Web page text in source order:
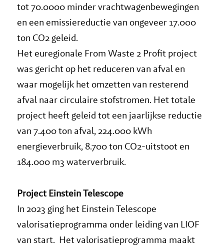
tot 70.0000 minder vrachtwagenbewegingen
en een emissiereductie van ongeveer 17.000
ton CO2 geleid.
Het euregionale From Waste 2 Profit project
was gericht op het reduceren van afval en
waar mogelijk het omzetten van resterend
afval naar circulaire stofstromen. Het totale
project heeft geleid tot een jaarlijkse reductie
van 7.400 ton afval, 224.000 kWh
energieverbruik, 8.700 ton CO2-uitstoot en
184.000 m3 waterverbruik.
Project Einstein Telescope
In 2023 ging het Einstein Telescope
valorisatieprogramma onder leiding van LIOF
van start. Het valorisatieprogramma maakt